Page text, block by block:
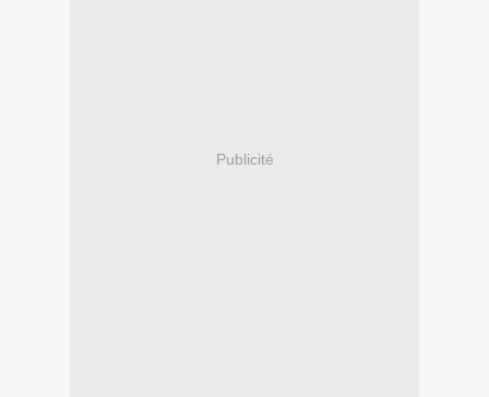
Publicité